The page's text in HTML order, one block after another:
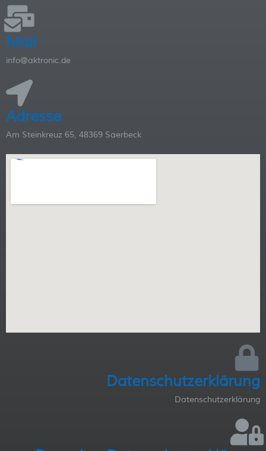
Mail
info@aktronic.de
Adresse
Am Steinkreuz 65, 48369 Saerbeck
Datenschutzerklärung
Datenschutzerklärung